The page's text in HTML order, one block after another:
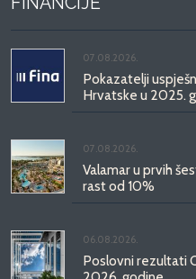
07.08.2026.
Pokazatelji
Hrvatske u 2025.
07.08.2026.
Valamar u prvih
rast od 10%
06.08.2026.
Poslovni rezultati